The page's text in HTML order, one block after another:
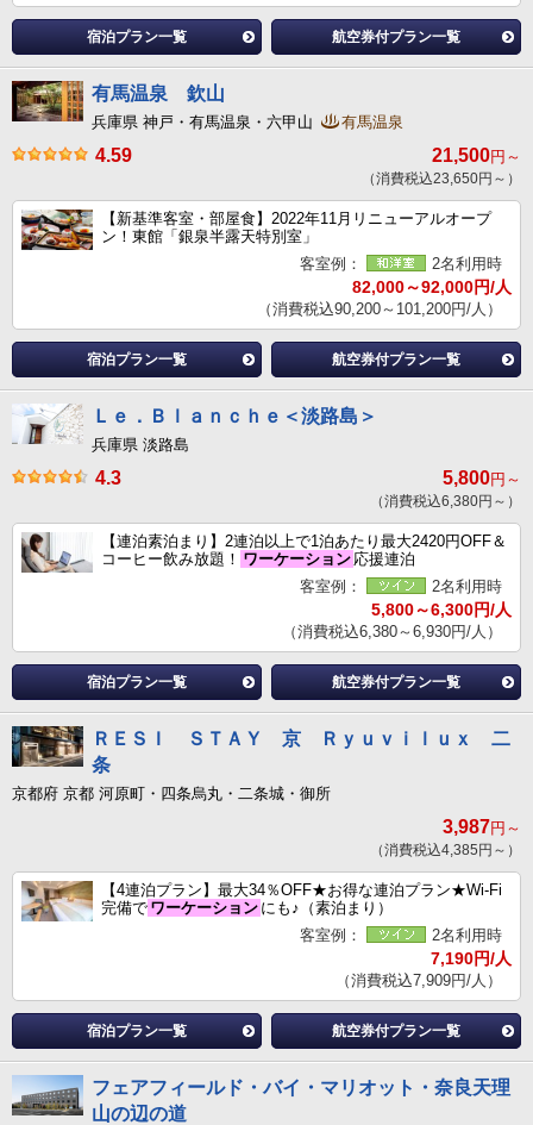
宿泊プラン一覧 航空券付プラン一覧
有馬温泉 欽山
兵庫県 神戸・有馬温泉・六甲山 有馬温泉
4.59 21,500円～
（消費税込23,650円～）
【新基準客室・部屋食】2022年11月リニューアルオープ
ン！東館「銀泉半露天特別室」
客室例：
2名利用時
82,000～92,000円/人
（消費税込90,200～101,200円/人）
宿泊プラン一覧 航空券付プラン一覧
Ｌｅ．Ｂｌａｎｃｈｅ＜淡路島＞
兵庫県 淡路島
4.3 5,800円～
（消費税込6,380円～）
【連泊素泊まり】2連泊以上で1泊あたり最大2420円OFF＆
コーヒー飲み放題！ ワーケーション 応援連泊
客室例：
2名利用時
5,800～6,300円/人
（消費税込6,380～6,930円/人）
宿泊プラン一覧 航空券付プラン一覧
ＲＥＳＩ ＳＴＡＹ 京 Ｒｙｕｖｉｌｕｘ 二
条
京都府 京都 河原町・四条烏丸・二条城・御所
3,987円～
（消費税込4,385円～）
【4連泊プラン】最大34％OFF★お得な連泊プラン★Wi-Fi
完備で ワーケーション にも♪（素泊まり）
客室例：
2名利用時
7,190円/人
（消費税込7,909円/人）
宿泊プラン一覧 航空券付プラン一覧
フェアフィールド・バイ・マリオット・奈良天理
山の辺の道